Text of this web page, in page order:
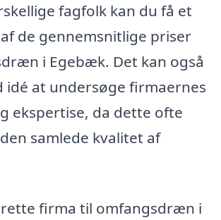
fagfolk kan du få et
de gennemsnitlige priser
i Egebæk. Det kan også
at undersøge firmaernes
ekspertise, da dette ofte
samlede kvalitet af
firma til omfangsdræn i